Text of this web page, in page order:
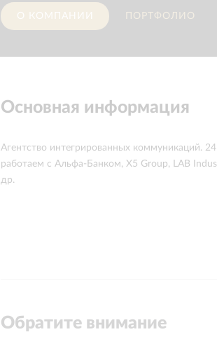
О КОМПАНИИ ПОРТФОЛИО
Основная информация
Агентство интегрированных коммуникаций.
работаем с Альфа-Банком, X5 Group, LAB
др.
Обратите внимание